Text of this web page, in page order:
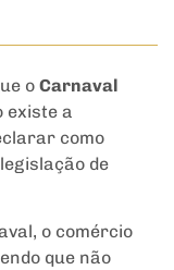
o Carnaval
existe a
como
de
o comércio
que não